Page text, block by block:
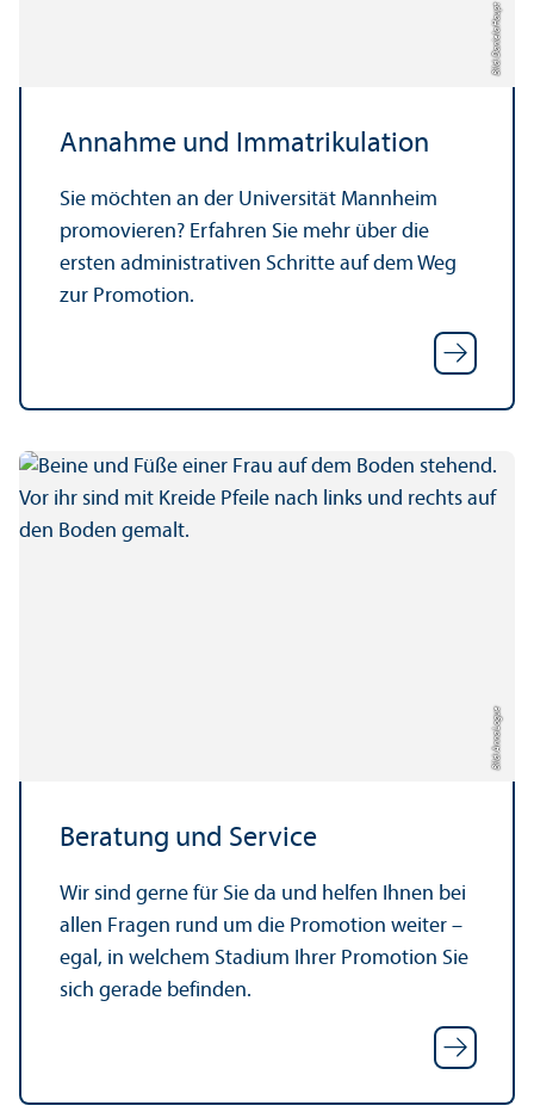
Bild: Daniela Haupt
Annahme und Immatrikulation
Sie möchten an der Universität Mannheim
promovieren? Erfahren Sie mehr über die
ersten administrativen Schritte auf dem Weg
zur Promotion.
Bild: Anna Logue
Beratung und Service
Wir sind gerne für Sie da und helfen Ihnen bei
allen Fragen rund um die Promotion weiter –
egal, in welchem Stadium Ihrer Promotion Sie
sich gerade befinden.